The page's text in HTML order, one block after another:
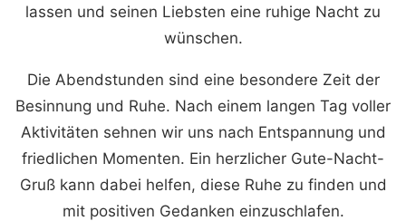
lassen und seinen Liebsten eine ruhige Nacht zu
wünschen.
Die Abendstunden sind eine besondere Zeit der
Besinnung und Ruhe. Nach einem langen Tag voller
Aktivitäten sehnen wir uns nach Entspannung und
friedlichen Momenten. Ein herzlicher Gute-Nacht-
Gruß kann dabei helfen, diese Ruhe zu finden und
mit positiven Gedanken einzuschlafen.